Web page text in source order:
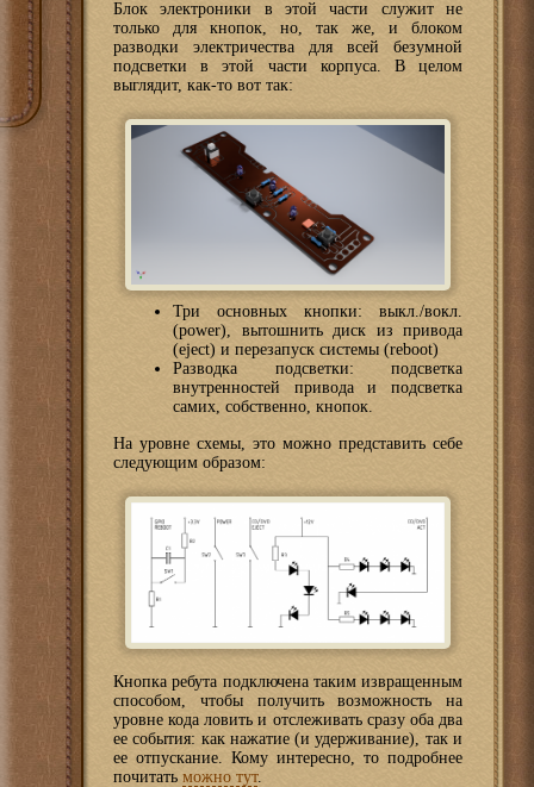
Блок электроники в этой части служит не
только для кнопок, но, так же, и блоком
разводки электричества для всей безумной
подсветки в этой части корпуса. В целом
выглядит, как-то вот так:
Три основных кнопки: выкл./вокл.
(power), вытошнить диск из привода
(eject) и перезапуск системы (reboot)
Разводка подсветки: подсветка
внутренностей привода и подсветка
самих, собственно, кнопок.
На уровне схемы, это можно представить себе
следующим образом:
Кнопка ребута подключена таким извращенным
способом, чтобы получить возможность на
уровне кода ловить и отслеживать сразу оба два
ее события: как нажатие (и удерживание), так и
ее отпускание. Кому интересно, то подробнее
почитать можно тут.